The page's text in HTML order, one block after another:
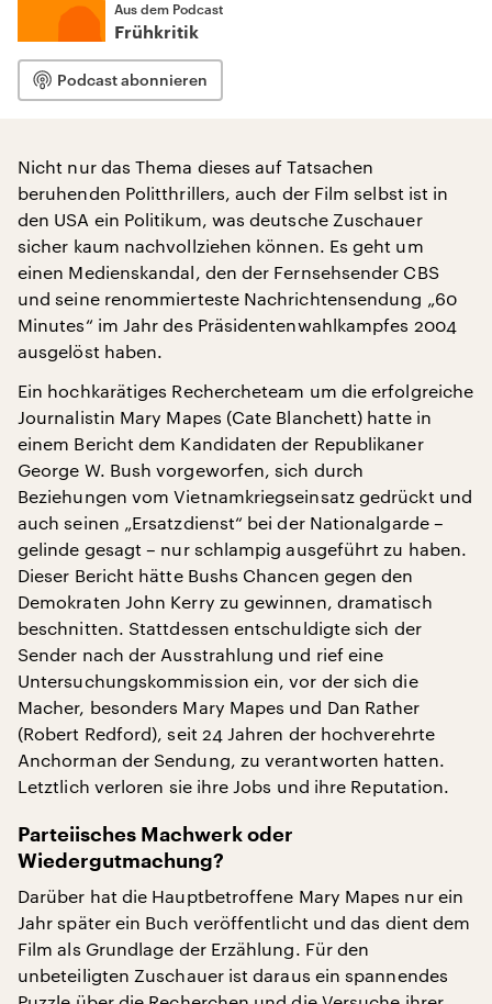
Aus dem Podcast
Frühkritik
Podcast abonnieren
Nicht nur das Thema dieses auf Tatsachen
beruhenden Politthrillers, auch der Film selbst ist in
den USA ein Politikum, was deutsche Zuschauer
sicher kaum nachvollziehen können. Es geht um
einen Medienskandal, den der Fernsehsender CBS
und seine renommierteste Nachrichtensendung „60
Minutes“ im Jahr des Präsidentenwahlkampfes 2004
ausgelöst haben.
Ein hochkarätiges Rechercheteam um die erfolgreiche
Journalistin Mary Mapes (Cate Blanchett) hatte in
einem Bericht dem Kandidaten der Republikaner
George W. Bush vorgeworfen, sich durch
Beziehungen vom Vietnamkriegseinsatz gedrückt und
auch seinen „Ersatzdienst“ bei der Nationalgarde –
gelinde gesagt – nur schlampig ausgeführt zu haben.
Dieser Bericht hätte Bushs Chancen gegen den
Demokraten John Kerry zu gewinnen, dramatisch
beschnitten. Stattdessen entschuldigte sich der
Sender nach der Ausstrahlung und rief eine
Untersuchungskommission ein, vor der sich die
Macher, besonders Mary Mapes und Dan Rather
(Robert Redford), seit 24 Jahren der hochverehrte
Anchorman der Sendung, zu verantworten hatten.
Letztlich verloren sie ihre Jobs und ihre Reputation.
Parteiisches Machwerk oder
Wiedergutmachung?
Darüber hat die Hauptbetroffene Mary Mapes nur ein
Jahr später ein Buch veröffentlicht und das dient dem
Film als Grundlage der Erzählung. Für den
unbeteiligten Zuschauer ist daraus ein spannendes